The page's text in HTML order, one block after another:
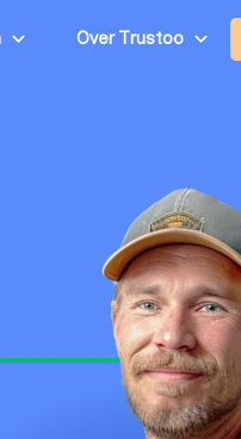
Over Trustoo